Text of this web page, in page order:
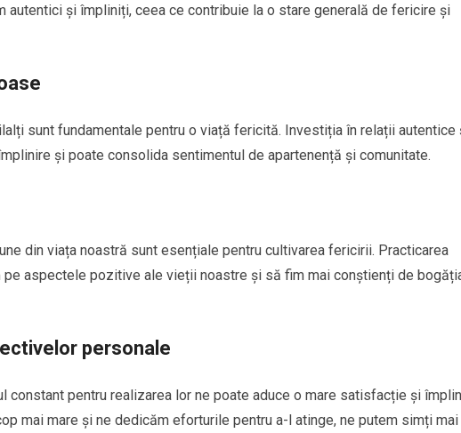
autentici și împliniți, ceea ce contribuie la o stare generală de fericire și
sunt fundamentale pentru o viață fericită. Investiția în relații autentice
și poate consolida sentimentul de apartenență și comunitate.
din viața noastră sunt esențiale pentru cultivarea fericirii. Practicarea
pe aspectele pozitive ale vieții noastre și să fim mai conștienți de
personale
constant pentru realizarea lor ne poate aduce o mare satisfacție și
mai mare și ne dedicăm eforturile pentru a-l atinge, ne putem simți mai